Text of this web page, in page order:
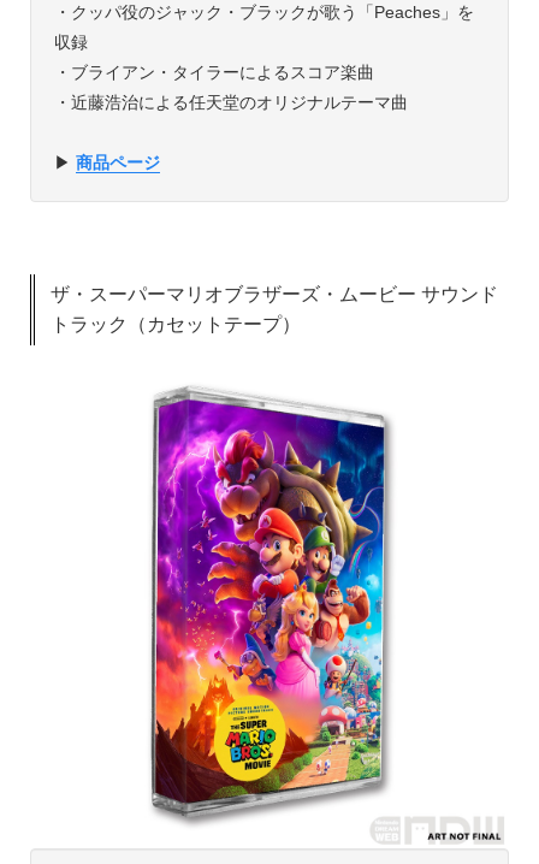
・クッパ役のジャック・ブラックが歌う「Peaches」を
収録
・ブライアン・タイラーによるスコア楽曲
・近藤浩治による任天堂のオリジナルテーマ曲
▶︎ 商品ページ
ザ・スーパーマリオブラザーズ・ムービー サウンド
トラック（カセットテープ）